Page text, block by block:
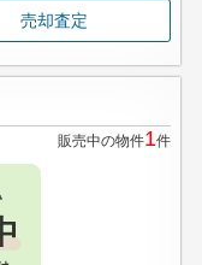
売却査定
販売中の物件1件